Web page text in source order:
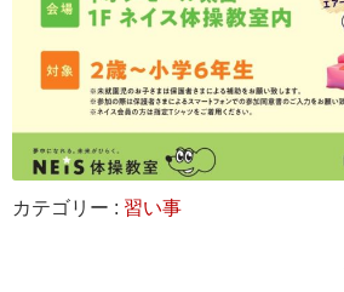
カテゴリー : 習い事